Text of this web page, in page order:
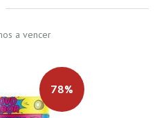
a vencer
78%